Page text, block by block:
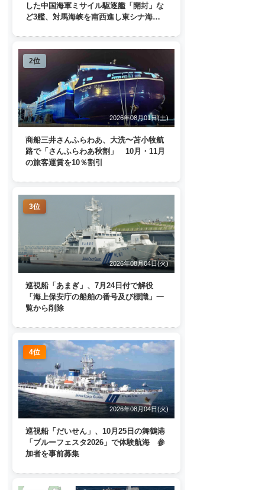
した中国海軍ミサイル駆逐艦「開封」な
ど3艦、対馬海峡を南西進し東シナ海
2位
2026年08月01日(土)
商船三井さんふらわあ、大洗〜苫小牧航
路で「さんふらわあ秋割」 10月・11月
の旅客運賃を10％割引
3位
2026年08月04日(火)
巡視船「あまぎ」、7月24日付で解役
「海上保安庁の船舶の番号及び標識」一
覧から削除
4位
2026年08月04日(火)
巡視船「だいせん」、10月25日の舞鶴港
「ブルーフェスタ2026」で体験航海 参
加者を事前募集